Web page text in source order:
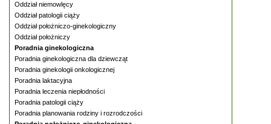
Oddział niemowlęcy
Oddział patologii ciąży
Oddział położniczo-ginekologiczny
Oddział położniczy
Poradnia ginekologiczna
Poradnia ginekologiczna dla dziewcząt
Poradnia ginekologii onkologicznej
Poradnia laktacyjna
Poradnia leczenia niepłodności
Poradnia patologii ciąży
Poradnia planowania rodziny i rozrodczości